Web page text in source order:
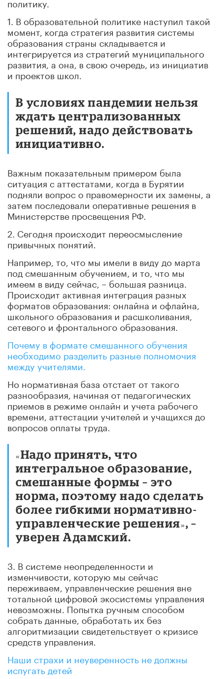
1. В образовательной политике наступил такой
момент, когда стратегия развития системы
образования страны складывается и
интегрируется из стратегий муниципального
развития, а она, в свою очередь, из инициатив
и проектов школ.
В условиях пандемии нельзя
ждать централизованных
решений, надо действовать
инициативно.
Важным показательным примером была
ситуация с аттестатами, когда в Бурятии
подняли вопрос о правомерности их замены, а
затем последовали оперативные решения в
Министерстве просвещения РФ.
2. Сегодня происходит переосмысление
привычных понятий.
Например, то, что мы имели в виду до марта
под смешанным обучением, и то, что мы
имеем в виду сейчас, – большая разница.
Происходит активная интеграция разных
форматов образования: онлайна и офлайна,
школьного образования и расшколивания,
сетевого и фронтального образования.
Почему в формате смешанного обучения
необходимо разделить разные полномочия
между учителями.
Но нормативная база отстает от такого
разнообразия, начиная от педагогических
приемов в режиме онлайн и учета рабочего
времени, аттестации учителей и учащихся до
вопросов оплаты труда.
«Надо принять, что
интегральное образование,
смешанные формы – это
норма, поэтому надо сделать
более гибкими нормативно-
управленческие решения», –
уверен Адамский.
3. В системе неопределенности и
изменчивости, которую мы сейчас
переживаем, управленческие решения вне
тотальной цифровой экосистемы управления
невозможны. Попытка ручным способом
собрать данные, обработать их без
алгоритмизации свидетельствует о кризисе
средств управления.
Наши страхи и неуверенность не должны
испугать детей